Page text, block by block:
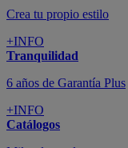
Crea tu propio estilo
+INFO
Tranquilidad
6 años de Garantía Plus
+INFO
Catálogos